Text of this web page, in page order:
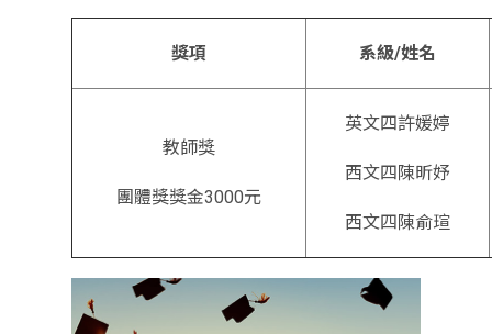
獎項 系級/姓名
教師獎
團體獎獎金3000元
英文四許媛婷
西文四陳昕妤
西文四陳俞瑄